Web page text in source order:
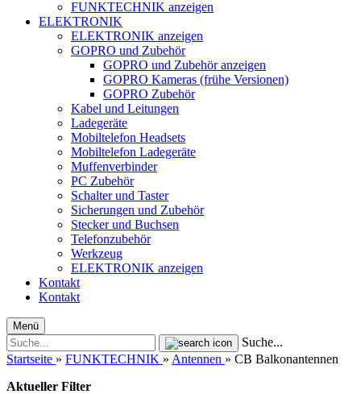
FUNKTECHNIK anzeigen
ELEKTRONIK
ELEKTRONIK anzeigen
GOPRO und Zubehör
GOPRO und Zubehör anzeigen
GOPRO Kameras (frühe Versionen)
GOPRO Zubehör
Kabel und Leitungen
Ladegeräte
Mobiltelefon Headsets
Mobiltelefon Ladegeräte
Muffenverbinder
PC Zubehör
Schalter und Taster
Sicherungen und Zubehör
Stecker und Buchsen
Telefonzubehör
Werkzeug
ELEKTRONIK anzeigen
Kontakt
Kontakt
Menü
Suche...
Startseite » FUNKTECHNIK » Antennen » CB Balkonantennen
Aktueller Filter